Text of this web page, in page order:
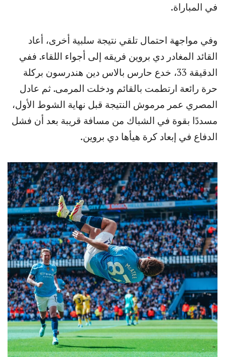
في المباراة.
وفي مواجهة احتمال تلقي نتيجة سلبية أخرى، أعاد
القائد المغادر دي بروين فريقه إلى أجواء اللقاء. ففي
الدقيقة 33، خدع حارس بالاس دين هندرسون بركلة
حرة رائعة ارتطمت بالقائم ودخلت المرمى. ثم عادل
المصري عمر مرموش النتيجة قبل نهاية الشوط الأول،
مسددًا بقوة في الشباك من مسافة قريبة بعد أن فشل
الدفاع في إبعاد كرة هيأها دي بروين.